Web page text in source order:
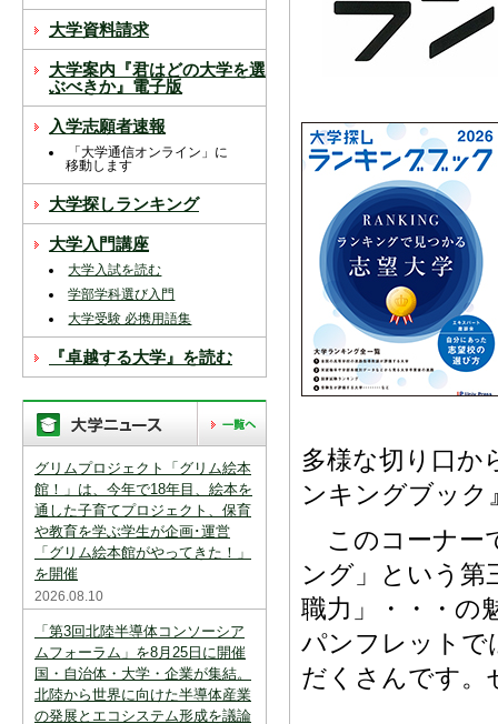
「資料請求カート」の登録情報は、アクセ
スを中断すると消えてしまいます。ご注意
下さい。
※現在登録されている大学はありません。
20校までです。
大学資料請求
大学案内『君はどの大学を選
ぶべきか』電子版
入学志願者速報
「大学通信オンライン」に
移動します
大学探しランキング
大学入門講座
大学入試を読む
学部学科選び入門
大学受験 必携用語集
『卓越する大学』を読む
グリムプロジェクト「グリム絵本
館！」は、今年で18年目、絵本を
通した子育てプロジェクト、保育
や教育を学ぶ学生が企画･運営
「グリム絵本館がやってきた！」
を開催
2026.08.10
「第3回北陸半導体コンソーシア
ムフォーラム」を8月25日に開催
国・自治体・大学・企業が集結。
北陸から世界に向けた半導体産業
の発展とエコシステム形成を議論
多様な切り口か
ンキングブック
このコーナー
ング」という第
職力」・・・の
パンフレットで
だくさんです。